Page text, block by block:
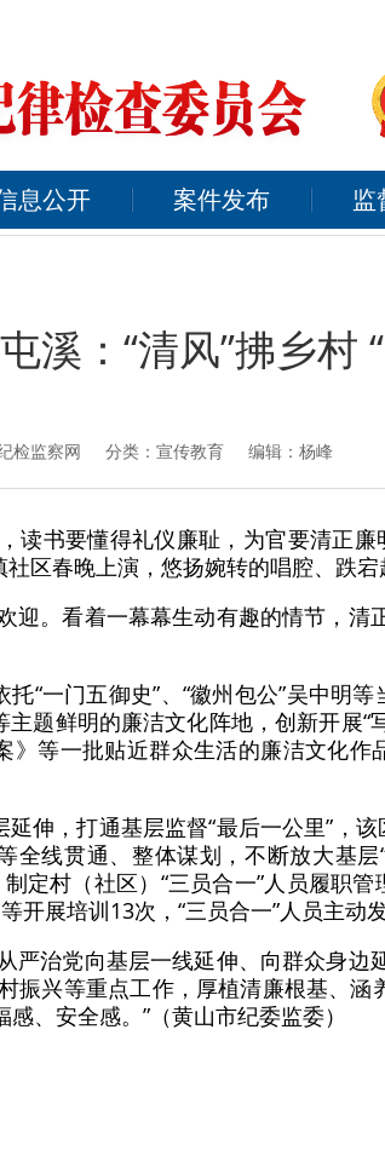
息公开 案件发布 监
溪：“清风”拂乡村
检监察网 分类：宣传教育 编辑：杨峰
读书要懂得礼仪廉耻，为官要清正
社区春晚上演，悠扬婉转的唱腔、跌
迎。看着一幕幕生动有趣的情节，
“一门五御史”、“徽州包公”吴中明
题鲜明的廉洁文化阵地，创新开展
》等一批贴近群众生活的廉洁文化
伸，打通基层监督“最后一公里”，
全线贯通、整体谋划，不断放大基层
定村（社区）“三员合一”人员履职
开展培训13次，“三员合一”人员主动
严治党向基层一线延伸、向群众身
振兴等重点工作，厚植清廉根基、
、安全感。”（黄山市纪委监委）